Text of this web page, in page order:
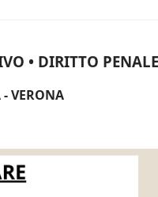
• DIRITTO
VERONA